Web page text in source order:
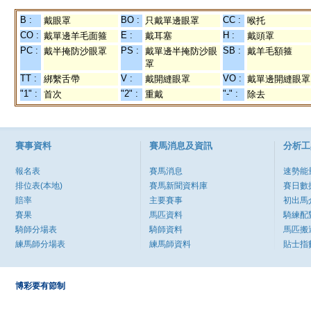
B : 戴眼罩 BO : 只戴單邊眼罩 CC :
喉托
CO : 戴單邊羊毛面箍 E : 戴耳塞 H :
戴頭罩
PC : 戴半掩防沙眼罩 PS :
戴單邊半掩防沙眼
罩
SB : 戴羊毛額箍
TT : 綁繫舌帶 V : 戴開縫眼罩 VO : 戴單邊開縫眼罩
"1" :
首次 "2" : 重戴 "-" : 除去
賽事資料
報名表
排位表(本地)
賠率
賽果
騎師分場表
練馬師分場表
賽馬消息及資訊
賽馬消息
賽馬新聞資料庫
主要賽事
馬匹資料
騎師資料
練馬師資料
分析
速勢能
賽日數
初出馬
騎練配
馬匹搬
貼士指
博彩要有節制